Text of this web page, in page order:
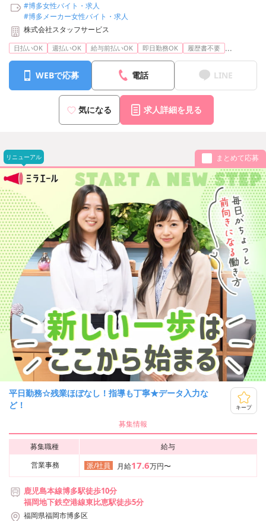
#博多女性バイト・求人
#博多メーカー女性バイト・求人
株式会社スタッフサービス
日払いOK 週払いOK 給与前払いOK 即日勤務OK 履歴書不要 ...
WEBで応募 電話 LINE
気になる 求人詳細を見る
リニューアル まとめて応募
平日勤務☆残業ほぼなし！指導も丁寧★データ入力な
ど！
キープ
募集情報
募集職種
給与
営業事務
派/社員 月給17.6万円〜
鹿児島本線博多駅徒歩10分
福岡地下鉄空港線東比恵駅徒歩5分
福岡県福岡市博多区